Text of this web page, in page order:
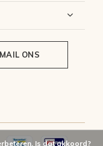
MAIL ONS
Is dat akkoord?